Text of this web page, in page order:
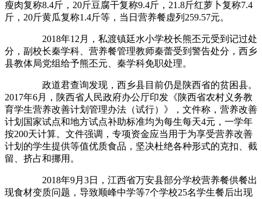
瘦肉复称8.4斤，20斤豆腐干复称9.4斤，21.8斤红萝卜复称7.4
斤，20斤黄瓜复称1.4斤等，当日营养餐虚列259.57元。
2018年12月，私渡镇廷水小学校长熊丕元受到记过处
分，副校长秦学科、营养餐管理教师秦蕾受到警告处分，西乡
县教体局党组给予熊丕元、秦学科免职处理。
政道君查询发现，西乡县目前仍是陕西省的贫困县。
2017年6月，陕西省人民政府办公厅印发《陕西省农村义务教
育学生营养改善计划管理办法（试行）》，文件称，营养改善
计划国家试点和地方试点补助标准均为每生每天4元，一学年
按200天计算。文件强调，专项资金应当用于为享受营养改善
计划的学生提供等值优质食品，坚决杜绝各种形式的克扣、截
留、挤占和挪用。
2018年9月3日，江西省万安县部分学校营养餐供餐出
现食材变质问题，导致顺峰中学等7个学校25名学生餐后出现